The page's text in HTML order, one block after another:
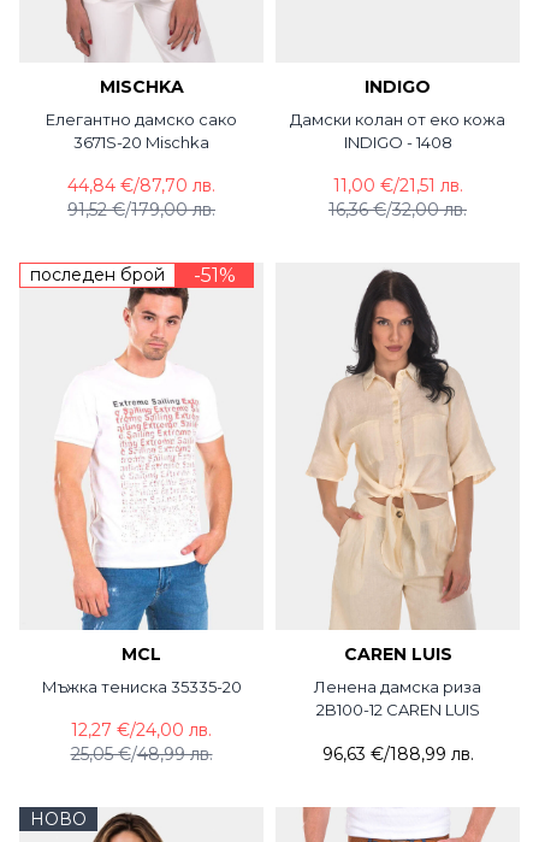
MISCHKA
Елегантно дамско сако
3671S-20 Mischka
91,52 €/179,00 лв.
44,84 €/87,70 лв.
INDIGO
Дамски колан от еко кожа
INDIGO - 1408
16,36 €/32,00 лв.
11,00 €/21,51 лв.
последен брой -51%
MCL
Мъжка тениска 35335-20
25,05 €/48,99 лв.
12,27 €/24,00 лв.
CAREN LUIS
Ленена дамска риза
2B100-12 CAREN LUIS
96,63 €/188,99 лв.
НОВО